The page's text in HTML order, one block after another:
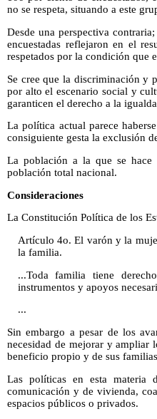
no se respeta, situando a este
Desde una perspectiva
encuestadas reflejaron en el
respetados por la condición que
Se cree que la discriminación y
por alto el escenario social y
garanticen el derecho a la
La política actual parece
consiguiente gesta la exclusión
La población a la que se hace
población total nacional.
Consideraciones
La Constitución Política de los
Artículo 4o. El varón y la
la familia.
...Toda familia tiene
instrumentos y apoyos
...
Sin embargo a pesar de los
necesidad de mejorar y ampliar
beneficio propio y de sus
Las políticas en esta materia
comunicación y de vivienda,
espacios públicos o privados.